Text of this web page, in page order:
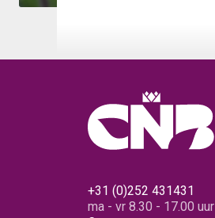
+31 (0)252 431431
ma - vr 8.30 - 17.00 uur